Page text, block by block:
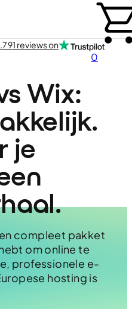
0
reviews on
Wix:
je
compleet pakket
om online te
professionele e-
hosting is